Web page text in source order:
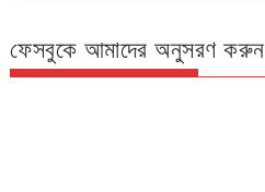
ফেসবুকে আমাদের অনুসরণ করুন